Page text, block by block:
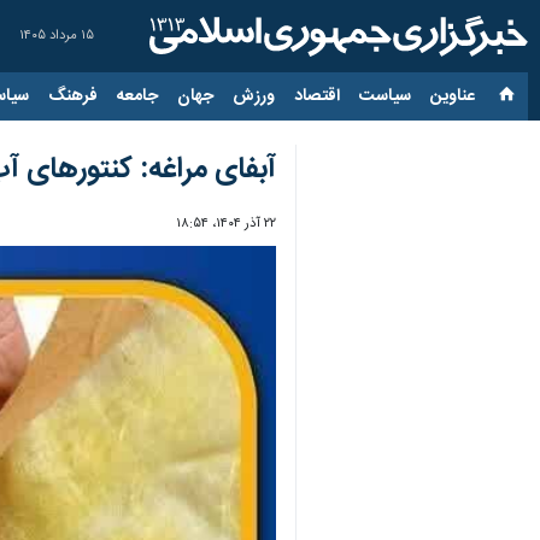
۱۵ مرداد ۱۴۰۵
عناوین‌ سیاست اقتصاد ورزش جهان جامعه فرهنگ
آبفای مراغه:
۲۲ آذر ۱۴۰۴، ۱۸:۵۴